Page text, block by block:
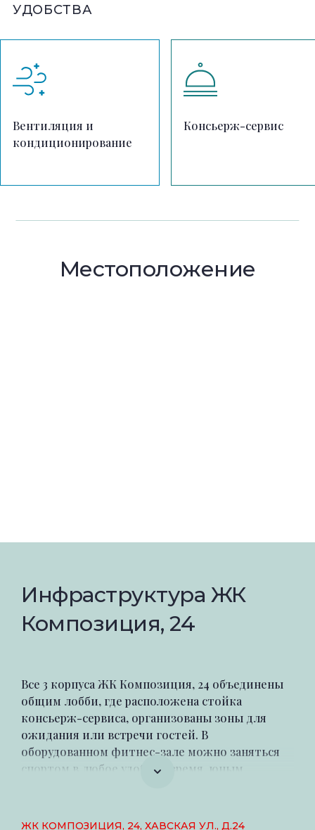
УДОБСТВА
Вентиляция и
кондиционирование
Консьерж-сервис
Местоположение
Инфраструктура ЖК
Композиция, 24
Все 3 корпуса ЖК Композиция, 24 объединены
общим лобби, где расположена стойка
консьерж-сервиса, организованы зоны для
ожидания или встречи гостей. В
оборудованном фитнес-зале можно заняться
спортом в любое удобное время, юным
с ландшафтным дизайном, игровыми
ЖК КОМПОЗИЦИЯ, 24, ХАВСКАЯ УЛ., Д.24